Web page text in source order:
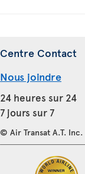
Centre Contact
Nous joindre
24 heures sur 24
7 jours sur 7
© Air Transat A.T. Inc.